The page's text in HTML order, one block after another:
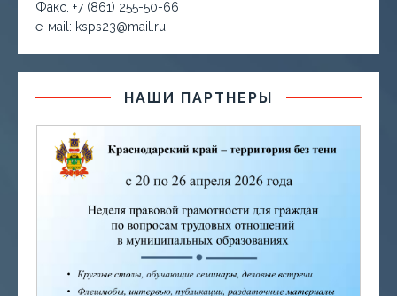
Факс. +7 (861) 255-50-66
е-маil: ksps23@mail.ru
НАШИ ПАРТНЕРЫ